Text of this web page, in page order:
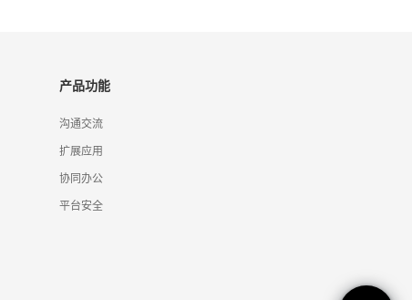
产品功能
沟通交流
扩展应用
协同办公
平台安全